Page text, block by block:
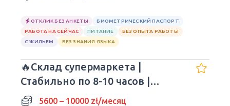
ОТКЛИК БЕЗ АНКЕТЫ
БИОМЕТРИЧЕСКИЙ ПАСПОРТ
РАБОТА НА СЕЙЧАС
ПИТАНИЕ
БЕЗ ОПЫТА РАБОТЫ
С ЖИЛЬЕМ
БЕЗ ЗНАНИЯ ЯЗЫКА
🔥Склад супермаркета |
Стабильно по 8-10 часов |
Обеды🔥
5600 – 10000 zł/месяц